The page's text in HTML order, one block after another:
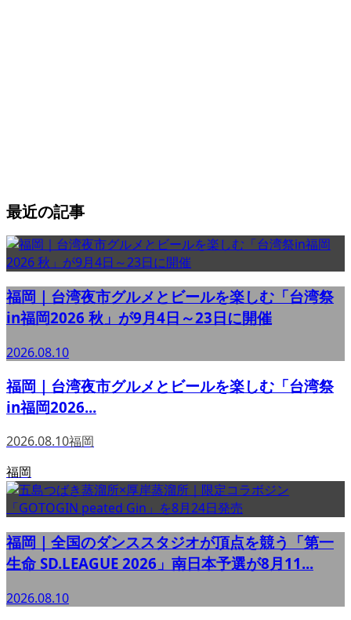
最近の記事
福岡｜台湾夜市グルメとビールを楽しむ「台湾祭
in福岡2026 秋」が9月4日～23日に開催
2026.08.10
福岡｜台湾夜市グルメとビールを楽しむ「台湾祭
in福岡2026...
2026.08.10福岡
福岡
福岡｜全国のダンススタジオが頂点を競う「第一
生命 SD.LEAGUE 2026」南日本予選が8月11...
2026.08.10